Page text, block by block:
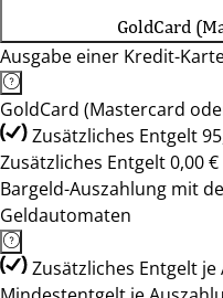
GoldCard
Ausgabe einer Kredit-
GoldCard (Mastercard
Zusätzliches Entgelt
Zusätzliches Entgelt 0,00
Bargeld-Auszahlung mit
Geldautomaten
Zusätzliches Entgelt je